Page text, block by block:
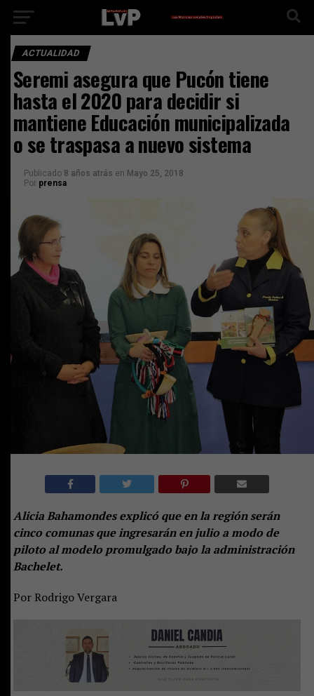
ACTUALIDAD
Seremi asegura que Pucón tiene
hasta el 2020 para decidir si
mantiene Educación municipalizada
o se traspasa a nuevo sistema
Publicado 8 años atrás en Mayo 25, 2018
Por prensa
Alicia Bahamondes explicó que en la región serán
cinco comunas que ingresarán en julio a modo de
piloto al modelo promulgado bajo la administración
Bachelet.
Por Rodrigo Vergara